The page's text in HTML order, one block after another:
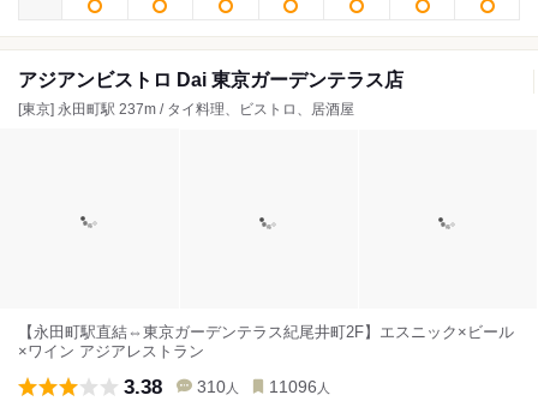
アジアンビストロ Dai 東京ガーデンテラス店
[東京] 永田町駅 237m / タイ料理、ビストロ、居酒屋
【永田町駅直結⇔東京ガーデンテラス紀尾井町2F】エスニック×ビール
×ワイン アジアレストラン
3.38 310 人 11096 人